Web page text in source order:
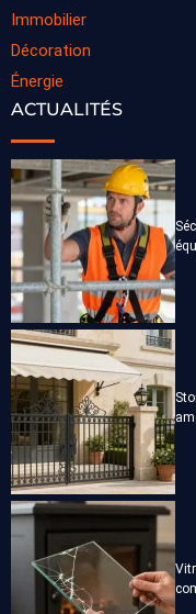
Immobilier
Décoration
Énergie
ACTUALITÉS